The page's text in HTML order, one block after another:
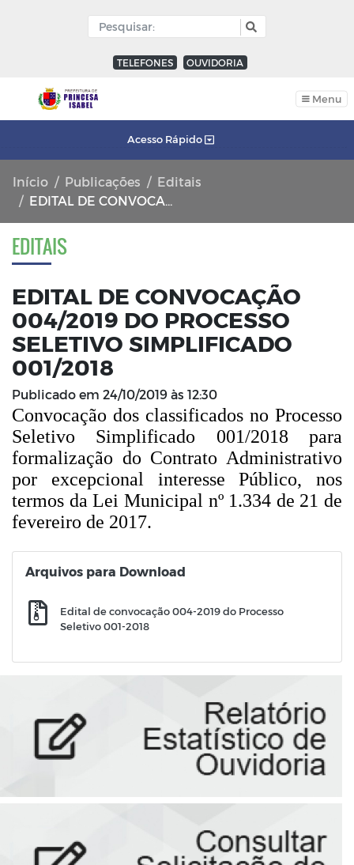
TELEFONES OUVIDORIA
Menu
Acesso Rápido
Início Publicações
Editais
EDITAL DE CONVOCAÇÃO 004/2019 DO PROCESSO SELETIVO SIMPLIFICADO 001/2018
EDITAIS
EDITAL DE CONVOCAÇÃO
004/2019 DO PROCESSO
SELETIVO SIMPLIFICADO
001/2018
Publicado em 24/10/2019 às 12:30
Convocação dos classificados no Processo
Seletivo Simplificado 001/2018 para
formalização do Contrato Administrativo
por excepcional interesse Público, nos
termos da Lei Municipal nº 1.334 de 21 de
fevereiro de 2017.
Arquivos para Download
Edital de convocação 004-2019 do Processo
Seletivo 001-2018